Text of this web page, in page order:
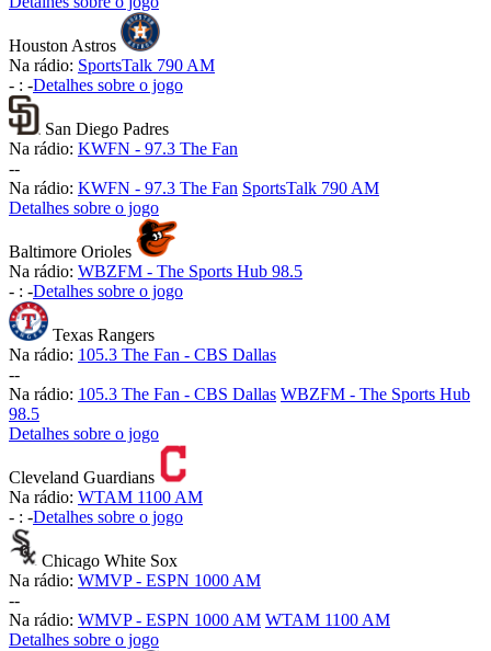
Houston Astros
Na rádio: SportsTalk 790 AM
- : -Detalhes sobre o jogo
San Diego Padres
Na rádio: KWFN - 97.3 The Fan
--
Na rádio: KWFN - 97.3 The Fan SportsTalk 790 AM
Detalhes sobre o jogo
Baltimore Orioles
Na rádio: WBZFM - The Sports Hub 98.5
- : -Detalhes sobre o jogo
Texas Rangers
Na rádio: 105.3 The Fan - CBS Dallas
--
Na rádio: 105.3 The Fan - CBS Dallas WBZFM - The Sports Hub
98.5
Detalhes sobre o jogo
Cleveland Guardians
Na rádio: WTAM 1100 AM
- : -Detalhes sobre o jogo
Chicago White Sox
Na rádio: WMVP - ESPN 1000 AM
--
Na rádio: WMVP - ESPN 1000 AM WTAM 1100 AM
Detalhes sobre o jogo